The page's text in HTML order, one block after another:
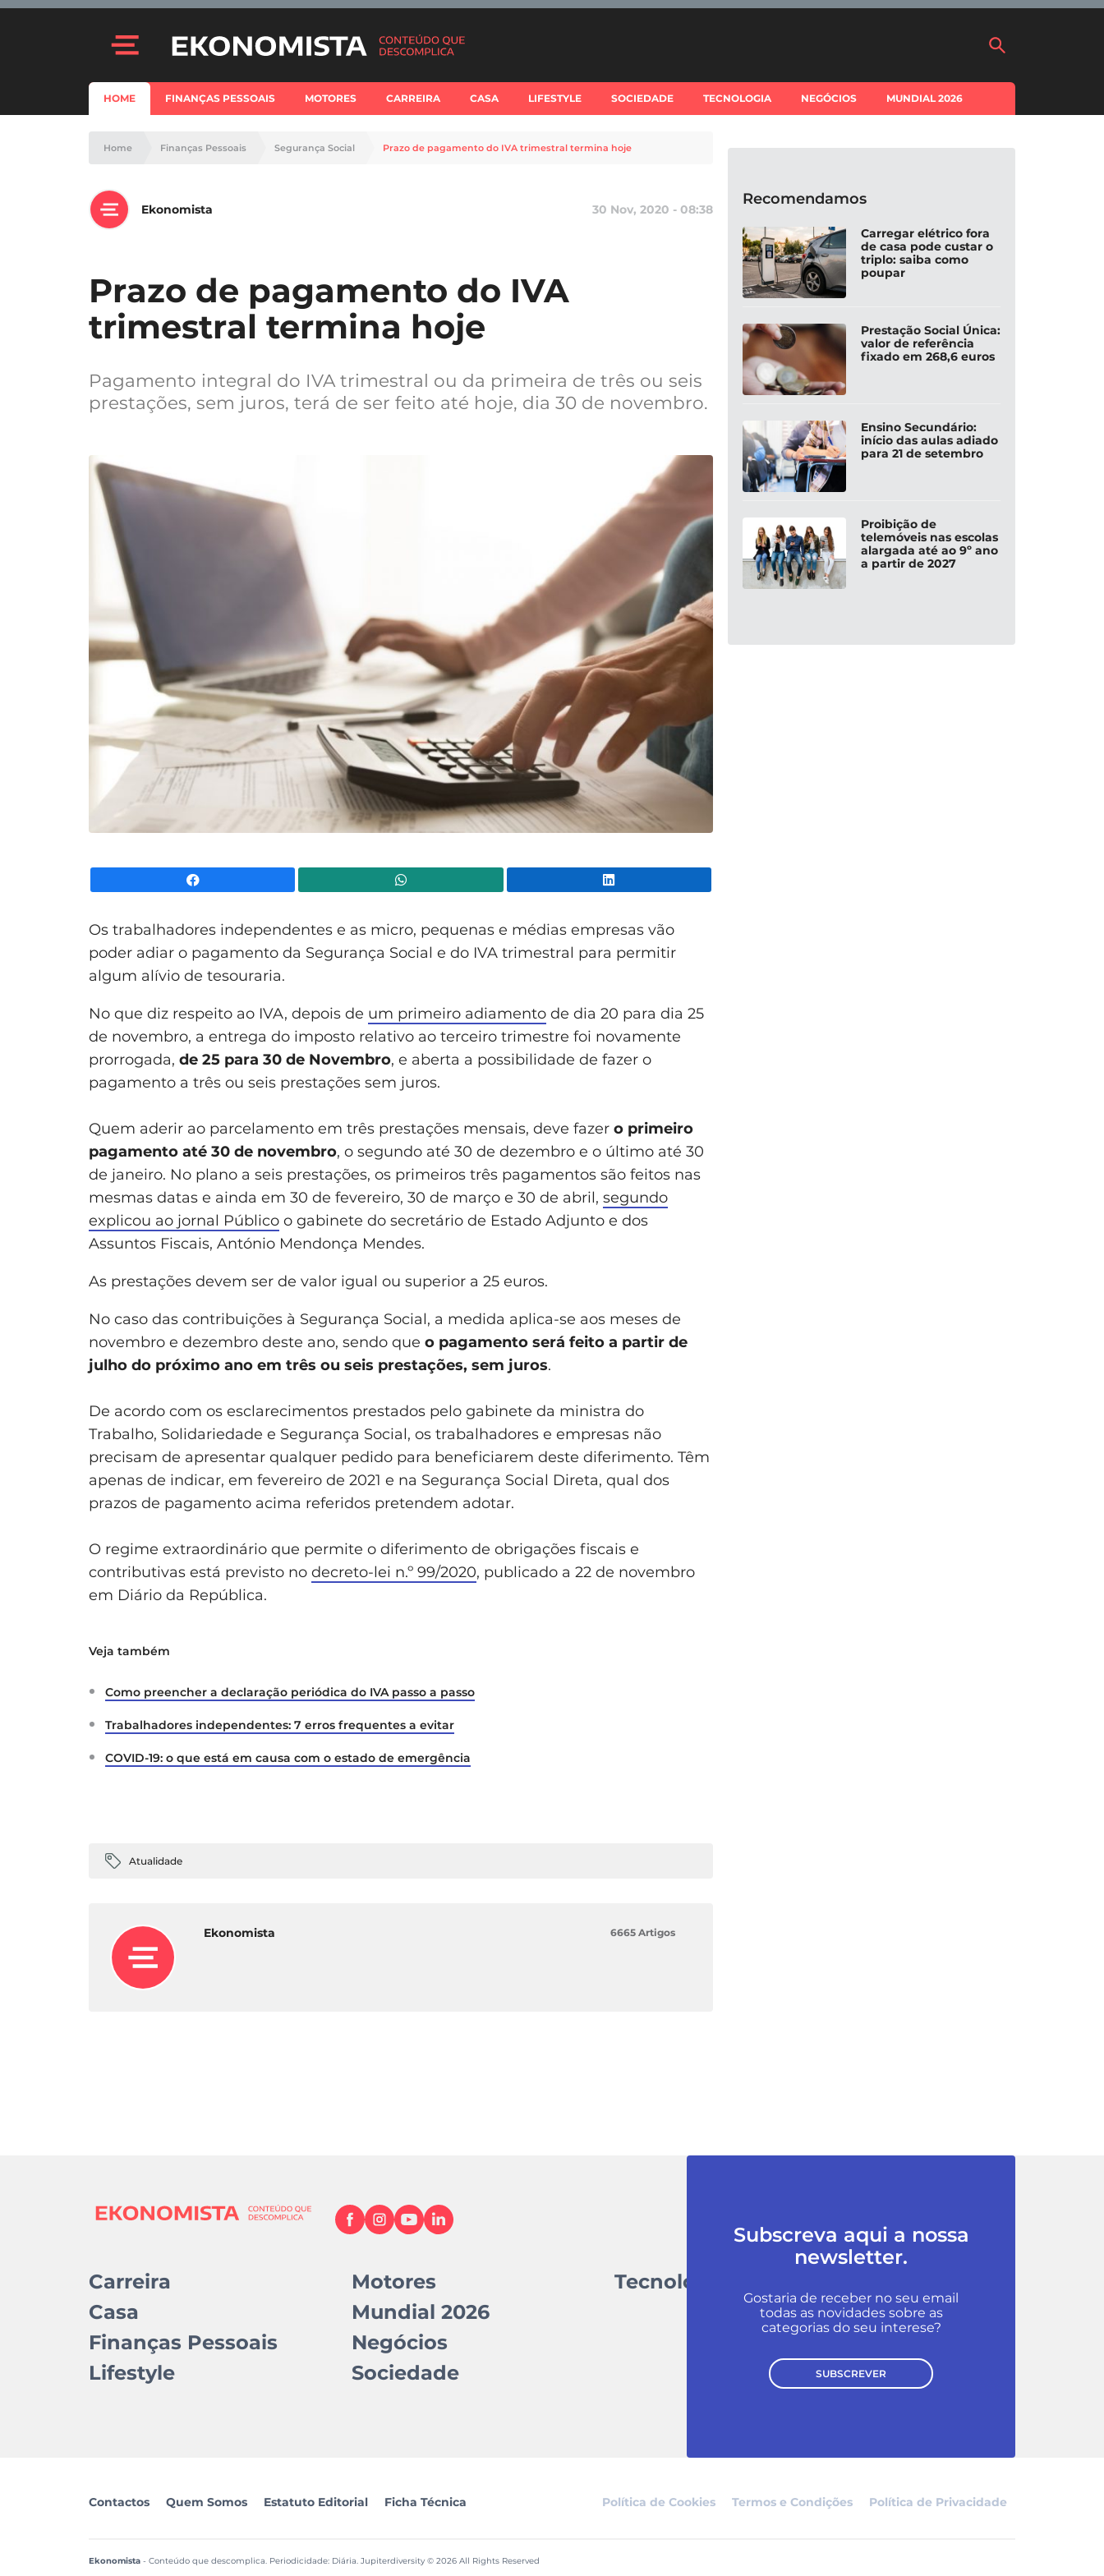
HOME FINANÇAS PESSOAIS MOTORES CARREIRA CASA LIFESTYLE SOCIEDADE TECNOLOGIA NEGÓCIOS MUNDIAL 2026
Home Finanças Pessoais Segurança Social Prazo de pagamento do IVA trimestral termina hoje
Ekonomista 30 Nov, 2020 - 08:38
Prazo de pagamento do IVA
trimestral termina hoje
Pagamento integral do IVA trimestral ou da primeira de três ou seis
prestações, sem juros, terá de ser feito até hoje, dia 30 de novembro.
Os trabalhadores independentes e as micro, pequenas e médias empresas vão
poder adiar o pagamento da Segurança Social e do IVA trimestral para permitir
algum alívio de tesouraria.
No que diz respeito ao IVA, depois de um primeiro adiamento de dia 20 para dia 25
de novembro, a entrega do imposto relativo ao terceiro trimestre foi novamente
prorrogada, de 25 para 30 de Novembro, e aberta a possibilidade de fazer o
pagamento a três ou seis prestações sem juros.
Quem aderir ao parcelamento em três prestações mensais, deve fazer o primeiro
pagamento até 30 de novembro, o segundo até 30 de dezembro e o último até 30
de janeiro. No plano a seis prestações, os primeiros três pagamentos são feitos nas
mesmas datas e ainda em 30 de fevereiro, 30 de março e 30 de abril, segundo
explicou ao jornal Público o gabinete do secretário de Estado Adjunto e dos
Assuntos Fiscais, António Mendonça Mendes.
As prestações devem ser de valor igual ou superior a 25 euros.
No caso das contribuições à Segurança Social, a medida aplica-se aos meses de
novembro e dezembro deste ano, sendo que o pagamento será feito a partir de
julho do próximo ano em três ou seis prestações, sem juros.
De acordo com os esclarecimentos prestados pelo gabinete da ministra do
Trabalho, Solidariedade e Segurança Social, os trabalhadores e empresas não
precisam de apresentar qualquer pedido para beneficiarem deste diferimento. Têm
apenas de indicar, em fevereiro de 2021 e na Segurança Social Direta, qual dos
prazos de pagamento acima referidos pretendem adotar.
O regime extraordinário que permite o diferimento de obrigações fiscais e
contributivas está previsto no decreto-lei n.º 99/2020, publicado a 22 de novembro
em Diário da República.
Veja também
Como preencher a declaração periódica do IVA passo a passo
Trabalhadores independentes: 7 erros frequentes a evitar
COVID-19: o que está em causa com o estado de emergência
Atualidade
Ekonomista 6665 Artigos
Recomendamos
Carregar elétrico fora
de casa pode custar o
triplo: saiba como
poupar
Prestação Social Única:
valor de referência
fixado em 268,6 euros
Ensino Secundário:
início das aulas adiado
para 21 de setembro
Proibição de
telemóveis nas escolas
alargada até ao 9º ano
a partir de 2027
Carreira
Casa
Finanças Pessoais
Lifestyle
Motores
Mundial 2026
Negócios
Sociedade
Tecnologia
Subscreva aqui a nossa
newsletter.
Gostaria de receber no seu email
todas as novidades sobre as
categorias do seu interese?
SUBSCREVER
Contactos Quem Somos Estatuto Editorial Ficha Técnica Política de Cookies Termos e Condições Política de Privacidade
Ekonomista - Conteúdo que descomplica. Periodicidade: Diária. Jupiterdiversity © 2026 All Rights Reserved